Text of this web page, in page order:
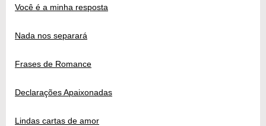
Você é a minha resposta
Nada nos separará
Frases de Romance
Declarações Apaixonadas
Lindas cartas de amor